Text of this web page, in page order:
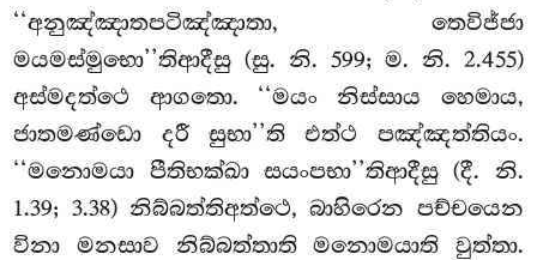
‘‘අනුඤ්ඤාතපටිඤ්ඤාතා, තෙවිජ්ජා
මයමස්මුභො’’තිආදීසු (සු. නි. 599; ම. නි. 2.455)
අස්මදත්ථෙ ආගතො. ‘‘මයං නිස්සාය හෙමාය,
ජාතමණ්ඩො දරී සුභා’’ති එත්ථ පඤ්ඤත්තියං.
‘‘මනොමයා පීතිභක්ඛා සයංපභා’’තිආදීසු (දී. නි.
1.39; 3.38) නිබ්බත්තිඅත්ථෙ, බාහිරෙන පච්චයෙන
විනා මනසාව නිබ්බත්තාති මනොමයාති වුත්තා.